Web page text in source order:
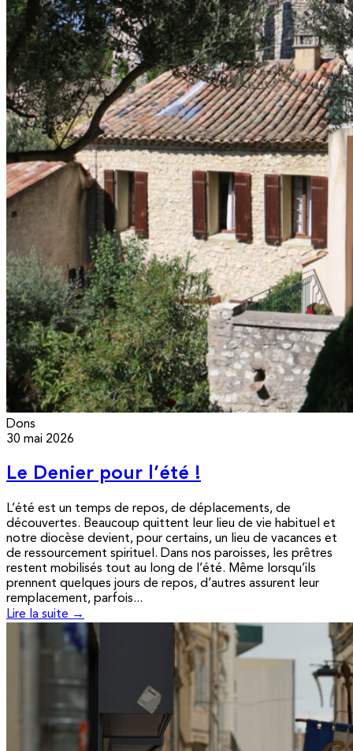
Dons
30 mai 2026
Le Denier pour l’été !
L’été est un temps de repos, de déplacements, de
découvertes. Beaucoup quittent leur lieu de vie habituel et
notre diocèse devient, pour certains, un lieu de vacances et
de ressourcement spirituel. Dans nos paroisses, les prêtres
restent mobilisés tout au long de l’été. Même lorsqu’ils
prennent quelques jours de repos, d’autres assurent leur
remplacement, parfois...
Lire la suite →